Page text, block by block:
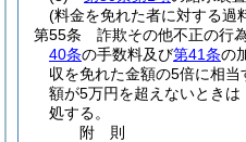
(料金を免れた者に対する過
第55条
詐欺その他不正の行
40条の手数料及び第41条の
収を免れた金額の5倍に相当
額が5万円を超えないときは
処する。
附 則